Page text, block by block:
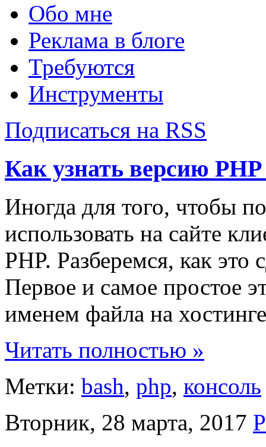
Обо мне
Реклама в блоге
Требуются
Инструменты
Подписаться на RSS
Как узнать версию PHP
Иногда для того, чтобы
использовать на сайте
PHP. Разберемся, как это
Первое и самое простое
именем файла на
Читать полностью »
Метки: bash, php, консоль
Вторник, 28 марта, 2017